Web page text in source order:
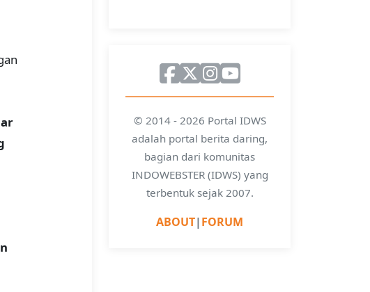
© 2014 - 2026 Portal IDWS
adalah portal berita daring,
bagian dari komunitas
INDOWEBSTER (IDWS) yang
terbentuk sejak 2007.
ABOUT|FORUM